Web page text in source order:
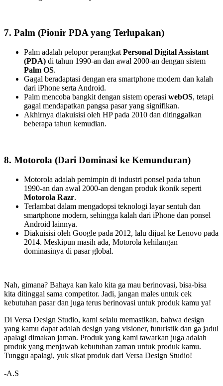
7. Palm (Pionir PDA yang Terlupakan)
Palm adalah pelopor perangkat Personal Digital Assistant
(PDA) di tahun 1990-an dan awal 2000-an dengan sistem
Palm OS.
Gagal beradaptasi dengan era smartphone modern dan kalah
dari iPhone serta Android.
Palm mencoba bangkit dengan sistem operasi webOS, tetapi
gagal mendapatkan pangsa pasar yang signifikan.
Akhirnya diakuisisi oleh HP pada 2010 dan ditinggalkan
beberapa tahun kemudian.
8. Motorola (Dari Dominasi ke Kemunduran)
Motorola adalah pemimpin di industri ponsel pada tahun
1990-an dan awal 2000-an dengan produk ikonik seperti
Motorola Razr.
Terlambat dalam mengadopsi teknologi layar sentuh dan
smartphone modern, sehingga kalah dari iPhone dan ponsel
Android lainnya.
Diakuisisi oleh Google pada 2012, lalu dijual ke Lenovo pada
2014. Meskipun masih ada, Motorola kehilangan
dominasinya di pasar global.
Nah, gimana? Bahaya kan kalo kita ga mau berinovasi, bisa-bisa
kita ditinggal sama competitor. Jadi, jangan males untuk cek
kebutuhan pasar dan juga terus berinovasi untuk produk kamu ya!
Di Versa Design Studio, kami selalu memastikan, bahwa design
yang kamu dapat adalah design yang visioner, futuristik dan ga jadul
apalagi dimakan jaman. Produk yang kami tawarkan juga adalah
produk yang menjawab kebutuhan zaman untuk produk kamu.
Tunggu apalagi, yuk sikat produk dari Versa Design Studio!
-A.S